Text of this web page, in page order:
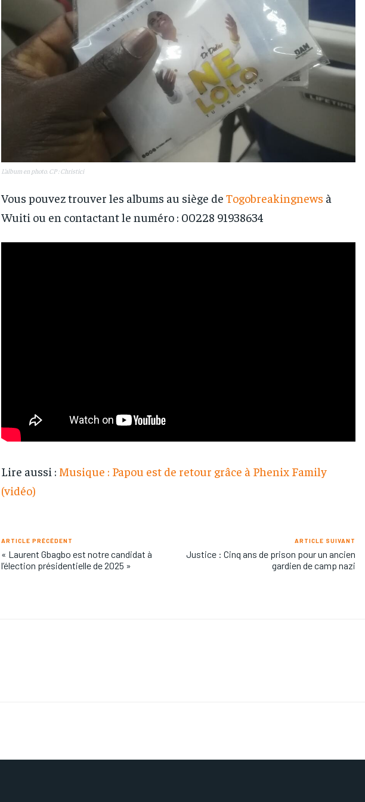
L’album en photo. CP : Christici
Vous pouvez trouver les albums au siège de Togobreakingnews à
Wuiti ou en contactant le numéro : 00228 91938634
Lire aussi : Musique : Papou est de retour grâce à Phenix Family
(vidéo)
ARTICLE PRÉCÉDENT
« Laurent Gbagbo est notre candidat à
l’élection présidentielle de 2025 »
ARTICLE SUIVANT
Justice : Cinq ans de prison pour un ancien
gardien de camp nazi